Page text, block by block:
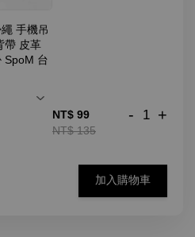
手機吊
帶 皮革
SpoM 台
NT$ 99
NT$ 135
- +
加入購物車